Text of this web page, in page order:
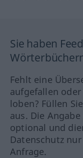
Sie haben
Fehlt eine
aufgefallen
loben? Füllen
aus. Die
optional und
Datenschutz
Anfrage.